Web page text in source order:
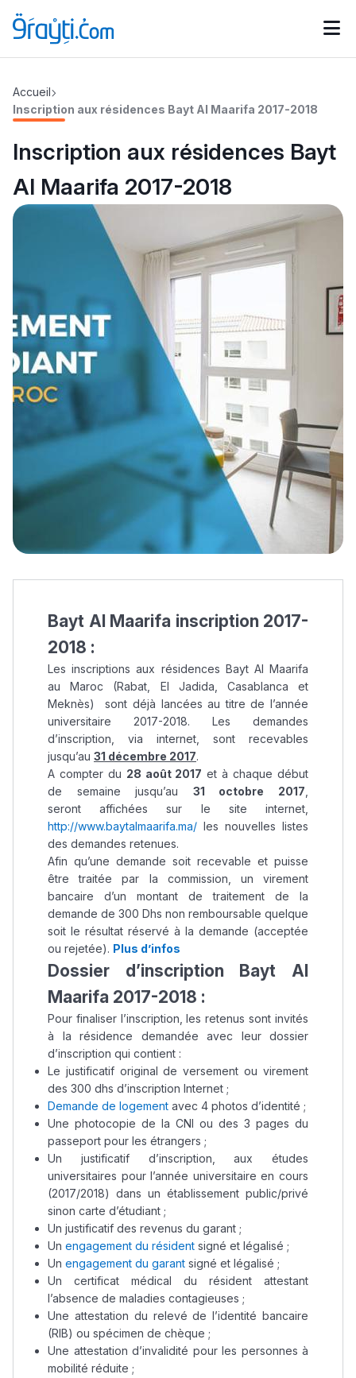
Catégories
d'actualités
Accueil
Inscription aux résidences Bayt Al Maarifa 2017-2018
Inscription aux résidences Bayt
Al Maarifa 2017-2018
Bayt Al Maarifa inscription 2017-
2018 :
Les inscriptions aux résidences Bayt Al Maarifa
au Maroc (Rabat, El Jadida, Casablanca et
Meknès) sont déjà lancées au titre de l’année
universitaire 2017-2018. Les demandes
d’inscription, via internet, sont recevables
jusqu’au 31 décembre 2017.
A compter du 28 août 2017 et à chaque début
de semaine jusqu’au 31 octobre 2017
seront affichées sur le site internet,
http://www.baytalmaarifa.ma/ les nouvelles listes
des demandes retenues.
Afin qu’une demande soit recevable et puisse
être traitée par la commission, un virement
bancaire d’un montant de traitement de la
demande de 300 Dhs non remboursable quelque
soit le résultat réservé à la demande (acceptée
ou rejetée). Plus d’infos
Dossier d’inscription Bayt Al
Maarifa 2017-2018 :
Pour finaliser l’inscription, les retenus sont invités
à la résidence demandée avec leur dossier
d’inscription qui contient :
Le justificatif original de versement ou virement
des 300 dhs d’inscription Internet ;
Demande de logement avec 4 photos d’identité ;
Une photocopie de la CNI ou des 3 pages du
passeport pour les étrangers ;
Un justificatif d’inscription, aux études
universitaires pour l’année universitaire en cours
(2017/2018) dans un établissement public/privé
sinon carte d’étudiant ;
Un justificatif des revenus du garant ;
Un engagement du résident signé et légalisé ;
Un engagement du garant signé et légalisé ;
Un certificat médical du résident attestant
l’absence de maladies contagieuses ;
Une attestation du relevé de l’identité bancaire
(RIB) ou spécimen de chèque ;
Une attestation d’invalidité pour les personnes à
mobilité réduite ;